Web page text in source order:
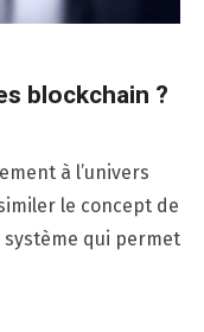
blockchain ?
à l’univers
le concept de
système qui permet